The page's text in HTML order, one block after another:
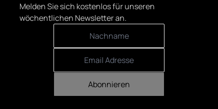
Melden Sie sich kostenlos für unseren
wöchentlichen Newsletter an.
Abonnieren